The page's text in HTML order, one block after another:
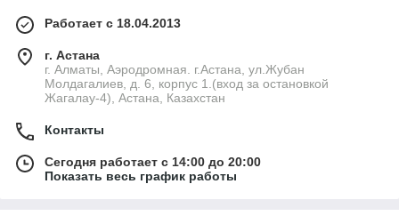
Работает с 18.04.2013
г. Астана
г. Алматы, Аэродромная. г.Астана, ул.Жубан
Молдагалиев, д. 6, корпус 1.(вход за остановкой
Жагалау-4), Астана, Казахстан
Контакты
Сегодня работает с 14:00 до 20:00
Показать весь график работы